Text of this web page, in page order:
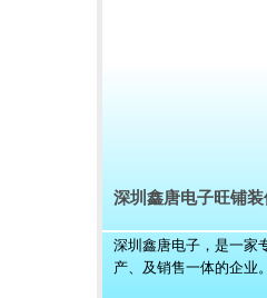
深圳鑫唐电子旺铺装
深圳鑫唐电子，是一家
产、及销售一体的企业